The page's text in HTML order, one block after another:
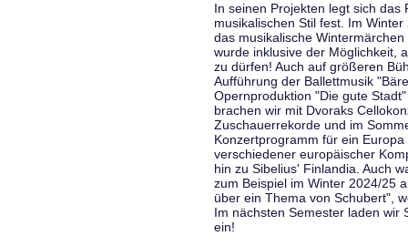
In seinen Projekten legt sich das
musikalischen Stil fest. Im
das musikalische
wurde inklusive der Möglichkeit,
zu dürfen! Auch auf größeren
Aufführung der Ballettmusik
Opernproduktion "Die gute
brachen wir mit Dvoraks
Zuschauerrekorde und im
Konzertprogramm für ein
verschiedener europäischer
hin zu Sibelius' Finlandia. Auch
zum Beispiel im Winter 2024/25
über ein Thema von Schubert",
Im nächsten Semester laden wir
ein!